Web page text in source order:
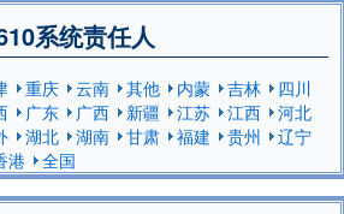
系统责任人
重庆 云南 其他 内蒙 吉林
四川
广东 广西 新疆 江苏 江西
河北
湖北 湖南 甘肃 福建 贵州
辽宁
港 全国